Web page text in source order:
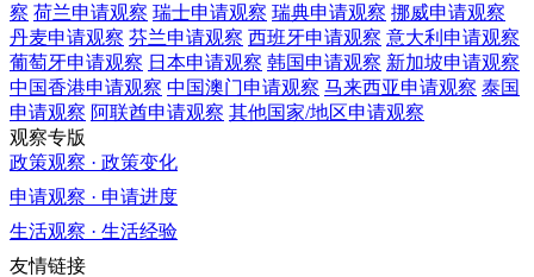
察 荷兰申请观察 瑞士申请观察 瑞典申请观察 挪威申请观察
丹麦申请观察 芬兰申请观察 西班牙申请观察 意大利 申请观察
葡萄牙申请观察 日本申请观察 韩国申请观察 新加坡申请观察
中国香港申请观察 中国澳门申请观察 马来西亚申请观察 泰国
申请观察 阿联酋申请观察 其他国家/地区申请观察
观察专版
政策观察 · 政策变化
申请观察 · 申请进度
生活观察 · 生活经验
友情链接